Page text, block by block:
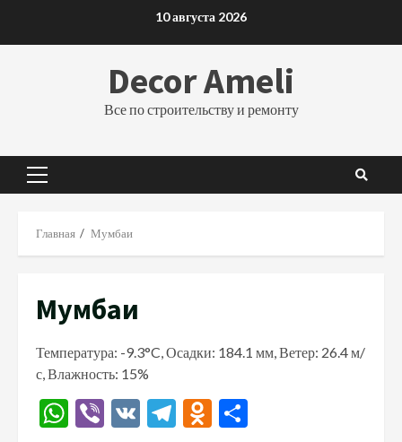
10 августа 2026
Decor Ameli
Все по строительству и ремонту
Основное
Главная Мумбаи
Мумбаи
Температура: -9.3°C, Осадки: 184.1 мм, Ветер: 26.4 м/
с, Влажность: 15%
WhatsApp
Viber
VK Telegram
Odnoklassniki